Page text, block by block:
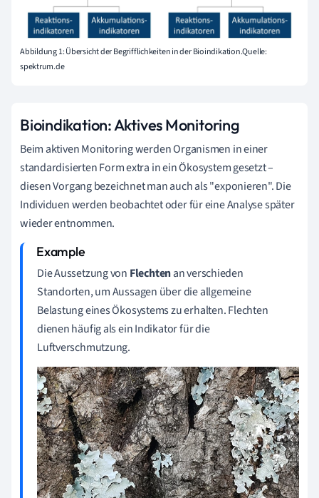
Abbildung 1: Übersicht der Begrifflichkeiten in der Bioindikation.Quelle:
spektrum.de
Bioindikation: Aktives Monitoring
Beim aktiven Monitoring werden Organismen in einer
standardisierten Form extra in ein Ökosystem gesetzt –
diesen Vorgang bezeichnet man auch als "exponieren". Die
Individuen werden beobachtet oder für eine Analyse später
wieder entnommen.
Die Aussetzung von Flechtenan verschieden
Standorten, um Aussagen über die allgemeine
Belastung eines Ökosystems zu erhalten. Flechten
dienen häufig als ein Indikator für die
Luftverschmutzung.